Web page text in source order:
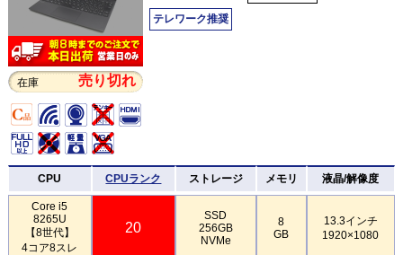
在庫 売り切れ
テレワーク推奨
CPU CPUランク ストレージ メモリ 液晶/解像度
Core i5
8265U
【8世代】
4コア8スレ
20
SSD
256GB
NVMe
8
GB
13.3インチ
1920×1080